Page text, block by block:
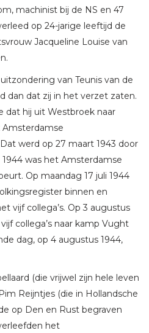
machinist bij de NS en 47
op 24-jarige leeftijd de
Jacqueline Louise van
van Teunis van de
dan dat zij in het verzet zaten.
dat hij uit Westbroek naar
werd op 27 maart 1943 door
was het Amsterdamse
Op maandag 17 juli 1944
binnen en
vijf collega’s. Op 3 augustus
collega’s naar kamp Vught
dag, op 4 augustus 1944,
(die vrijwel zijn hele leven
Reijntjes (die in Hollandsche
op Den en Rust begraven
het